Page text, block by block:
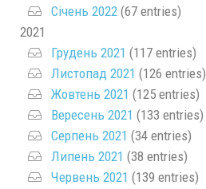
Січень 2022 (67 entries)
2021
Грудень 2021 (117 entries)
Листопад 2021 (126 entries)
Жовтень 2021 (125 entries)
Вересень 2021 (133 entries)
Серпень 2021 (34 entries)
Липень 2021 (38 entries)
Червень 2021 (139 entries)